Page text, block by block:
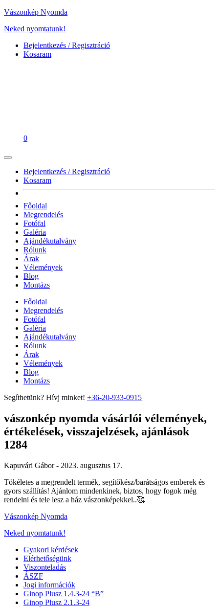
Vászonkép Nyomda
Neked nyomtatunk!
Bejelentkezés / Regisztráció
Kosaram
0
Bejelentkezés / Regisztráció
Kosaram
Főoldal
Megrendelés
Fotófal
Galéria
Ajándékutalvány
Rólunk
Árak
Vélemények
Blog
Montázs
Főoldal
Megrendelés
Fotófal
Galéria
Ajándékutalvány
Rólunk
Árak
Vélemények
Blog
Montázs
Segíthetünk? Hívj minket! +36-20-933-0915
vászonkép nyomda vásárlói vélemények,
értékelések, visszajelzések, ajánlások
1284
Kapuvári Gábor - 2023. augusztus 17.
Tökéletes a megrendelt termék, segítőkész/barátságos emberek és
gyors szállítás! Ajánlom mindenkinek, biztos, hogy fogok még
rendelni és tele lesz a ház vászonképekkel..🥰
Vászonkép Nyomda
Neked nyomtatunk!
Gyakori kérdések
Elérhetőségünk
Viszonteladás
ÁSZF
Jogi információk
Ginop Plusz 1.4.3-24 “B”
Ginop Plusz 2.1.3-24